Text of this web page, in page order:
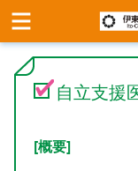
自立支援
[概要]